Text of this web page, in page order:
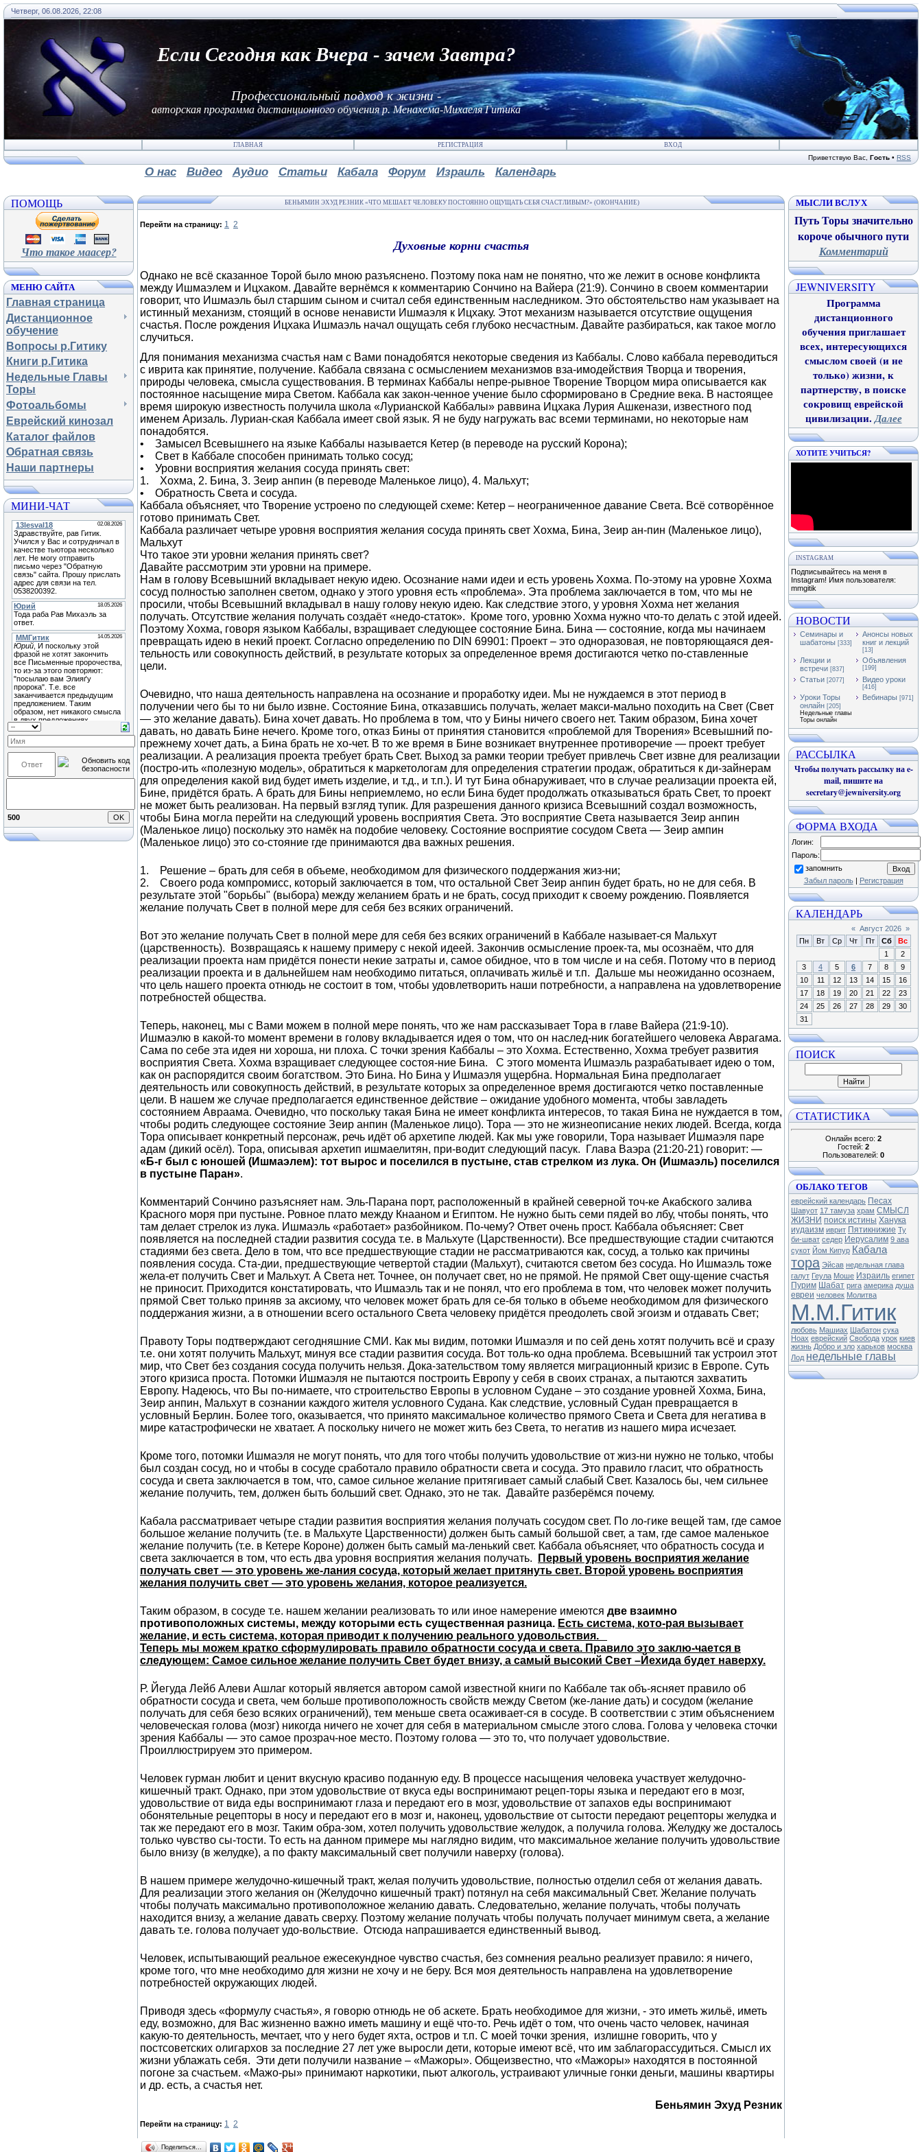
Четверг, 06.08.2026, 22:08
Если Сегодня как Вчера - зачем Завтра?
Профессиональный подход к жизни -
авторская программа дистанционного обучения р. Менахема-Михаеля Гитика
ГЛАВНАЯ РЕГИСТРАЦИЯ ВХОД
Приветствую Вас Гость • RSS
О нас Видео Аудио Статьи Кабала Форум Израиль Календарь
ПОМОЩЬ
Что такое маасер?
МЕНЮ САЙТА
Главная страница
Дистанционное
обучение
Вопросы р.Гитику
Книги р.Гитика
Недельные Главы
Торы
Фотоальбомы
Еврейский кинозал
Каталог файлов
Обратная связь
Наши партнеры
МИНИ-ЧАТ
500
БЕНЬЯМИН ЭХУД РЕЗНИК «ЧТО МЕШАЕТ ЧЕЛОВЕКУ ПОСТОЯННО ОЩУЩАТЬ СЕБЯ СЧАСТЛИВЫМ?» (ОКОНЧАНИЕ)
Перейти на страницу: 1 2
Духовные корни счастья
Однако не всё сказанное Торой было мною разъяснено. Поэтому пока нам не понятно, что же лежит в основе конфликта
между Ишмаэлем и Ицхаком. Давайте вернёмся к комментарию Сончино на Вайера (21:9). Сончино в своем комментарии
говорит, что Ишмаэль был старшим сыном и считал себя единственным наследником. Это обстоятельство нам указывает на
истинный механизм, стоящий в основе ненависти Ишмаэля к Ицхаку. Этот механизм называется отсутствие ощущения
счастья. После рождения Ицхака Ишмаэль начал ощущать себя глубоко несчастным. Давайте разбираться, как такое могло
случиться.
Для понимания механизма счастья нам с Вами понадобятся некоторые сведения из Каббалы. Слово каббала переводиться
с иврита как принятие, получение. Каббала связана с осмыслением механизмов вза-имодействия Творца и творения,
природы человека, смысла существования. В терминах Каббалы непре-рывное Творение Творцом мира описывается как
постоянное насыщение мира Светом. Каббала как закон-ченное учение было сформировано в Средние века. В настоящее
время широкую известность получила школа «Лурианской Каббалы» раввина Ицхака Лурия Ашкенази, известного под
именем Аризаль. Луриан-ская Каббала имеет свой язык. Я не буду нагружать вас всеми терминами, но некоторые нам
понадобятся.
• Замысел Всевышнего на языке Каббалы называется Кетер (в переводе на русский Корона);
• Свет в Каббале способен принимать только сосуд;
• Уровни восприятия желания сосуда принять свет:
1. Хохма, 2. Бина, 3. Зеир анпин (в переводе Маленькое лицо), 4. Мальхут;
• Обратность Света и сосуда.
Каббала объясняет, что Творение устроено по следующей схеме: Кетер – неограниченное давание Света. Всё сотворённое
готово принимать Свет.
Каббала различает четыре уровня восприятия желания сосуда принять свет Хохма, Бина, Зеир ан-пин (Маленькое лицо),
Мальхут
Что такое эти уровни желания принять свет?
Давайте рассмотрим эти уровни на примере.
Нам в голову Всевышний вкладывает некую идею. Осознание нами идеи и есть уровень Хохма. По-этому на уровне Хохма
сосуд полностью заполнен светом, однако у этого уровня есть «проблема». Эта проблема заключается в том, что мы не
просили, чтобы Всевышний вкладывал в нашу голову некую идею. Как следствие этого, у уровня Хохма нет желания
получать. Отсутствие желания получать создаёт «недо-статок». Кроме того, уровню Хохма нужно что-то делать с этой идеей.
Поэтому Хохма, говоря языком Каббалы, взращивает следующее состояние Бина. Бина — состояние, когда мы начинаем
превращать идею в некий проект. Согласно определению по DIN 69901: Проект – это одноразовая, не повторяющаяся дея-
тельность или совокупность действий, в результате которых за определенное время достигаются четко по-ставленные
цели.
Очевидно, что наша деятельность направлена на осознание и проработку идеи. Мы не нуждаемся в этот период в
получении чего бы то ни было извне. Состояние Бина, отказавшись получать, желает макси-мально походить на Свет (Свет
— это желание давать). Бина хочет давать. Но проблема в том, что у Бины ничего своего нет. Таким образом, Бина хочет
давать, но давать Бине нечего. Кроме того, отказ Бины от принятия становится «проблемой для Творения» Всевышний по-
прежнему хочет дать, а Бина брать не хо-чет. В то же время в Бине возникает внутреннее противоречие — проект требует
реализации. А реализация проекта требует брать Свет. Выход за рамки теории требует привлечь Свет извне для реализации
(постро-ить «полезную модель», обратиться к маркетологам для определения стратегии продаж, обратиться к ди-зайнерам
для определения какой вид будет иметь изделие, и т.д., и т.п.). И тут Бина обнаруживает, что в случае реализации проекта ей,
Бине, придётся брать. А брать для Бины неприемлемо, но если Бина будет продолжать отказываться брать Свет, то проект
не может быть реализован. На первый взгляд тупик. Для разрешения данного кризиса Всевышний создал возможность,
чтобы Бина могла перейти на следующий уровень восприятия Света. Это восприятие Света называется Зеир анпин
(Маленькое лицо) поскольку это намёк на подобие человеку. Состояние восприятие сосудом Света — Зеир ампин
(Маленькое лицо) это со-стояние где принимаются два важных решения.
1. Решение – брать для себя в объеме, необходимом для физического поддержания жиз-ни;
2. Своего рода компромисс, который заключается в том, что остальной Свет Зеир анпин будет брать, но не для себя. В
результате этой "борьбы" (выбора) между желанием брать и не брать, сосуд приходит к своему рождению. Появляется
желание получать Свет в полной мере для себя без всяких ограничений.
Вот это желание получать Свет в полной мере для себя без всяких ограничений в Каббале называет-ся Мальхут
(царственность). Возвращаясь к нашему примеру с некой идеей. Закончив осмысление проек-та, мы осознаём, что для
реализации проекта нам придётся понести некие затраты и, самое обидное, что в том числе и на себя. Потому что в период
реализации проекта и в дальнейшем нам необходимо питаться, оплачивать жильё и т.п. Дальше мы неожиданно осознаем,
что цель нашего проекта отнюдь не состоит в том, чтобы удовлетворить наши потребности, а направлена на удовлетворение
потребностей общества.
Теперь, наконец, мы с Вами можем в полной мере понять, что же нам рассказывает Тора в главе Вайера (21:9-10).
Ишмаэлю в какой-то момент времени в голову вкладывается идея о том, что он наслед-ник богатейшего человека Аврагама.
Сама по себе эта идея ни хороша, ни плоха. С точки зрения Каббалы – это Хохма. Естественно, Хохма требует развития
восприятия Света. Хохма взращивает следующее состоя-ние Бина. С этого момента Ишмаэль разрабатывает идею о том,
как он распорядится своим богатством. Это Бина. Но Бина у Ишмаэля ущербна. Нормальная Бина предполагает
деятельность или совокупность действий, в результате которых за определенное время достигаются четко поставленные
цели. В нашем же случае предполагается единственное действие – ожидание удобного момента, чтобы завладеть
состоянием Авраама. Очевидно, что поскольку такая Бина не имеет конфликта интересов, то такая Бина не нуждается в том,
чтобы родить следующее состояние Зеир анпин (Маленькое лицо). Тора — это не жизнеописание неких людей. Всегда, когда
Тора описывает конкретный персонаж, речь идёт об архетипе людей. Как мы уже говорили, Тора называет Ишмаэля паре
адам (дикий осёл). Тора, описывая архетип ишмаелитян, при-водит следующий пасук. Глава Ваэра (21:20-21) говорит: —
«Б-г был с юношей (Ишмаэлем): тот вырос и поселился в пустыне, став стрелком из лука. Он (Ишмаэль) поселился
в пустыне Паран».
Комментарий Сончино разъясняет нам. Эль-Парана порт, расположенный в крайней северной точ-ке Акабского залива
Красного моря при пустыне. Ровное плато между Кнааном и Египтом. Не нужно быть семи пядей во лбу, чтобы понять, что
там делает стрелок из лука. Ишмаэль «работает» разбойником. По-чему? Ответ очень прост. Каббала объясняет: Свет
появляется на последней стадии развития сосуда т.е. в Мальхуте (Царственности). Все предшествующие стадии считаются
стадиями без света. Дело в том, что все предшествующие стадии не рассматриваются как, сосуд, а только как причины
появления сосуда. Ста-дии, предшествующие четвертой стадии (Мальхут), считаются светом без сосуда. Но Ишмаэль тоже
жела-ет получить Свет и Мальхут. А Света нет. Точнее, он получает свет, но не прямой. Не прямой Свет ощу-щение счастья
не приносит. Приходится констатировать, что Ишмаэль так и не понял, что его проблема в том, что человек может получить
прямой Свет только приняв за аксиому, что человек может брать для се-бя только в объеме необходимом для физического
поддержания жизни, а в отношении всего остального Света человеку придётся преодолеть свой эгоизм и отдавать Свет;
Правоту Торы подтверждают сегодняшние СМИ. Как мы видим, потомки Ишмаэля и по сей день хотят получить всё и сразу
т.е. они хотят получить Мальхут, минуя все стадии развития сосуда. Вот толь-ко одна проблема. Всевышний так устроил этот
мир, что Свет без создания сосуда получить нельзя. Дока-зательством тому является миграционный кризис в Европе. Суть
этого кризиса проста. Потомки Ишмаэля не пытаются построить Европу у себя в своих странах, а пытаются захватить
Европу. Надеюсь, что Вы по-нимаете, что строительство Европы в условном Судане – это создание уровней Хохма, Бина,
Зеир анпин, Мальхут в сознании каждого жителя условного Судана. Как следствие, условный Судан превращается в
условный Берлин. Более того, оказывается, что принято максимальное количество прямого Света и Света для негатива в
мире катастрофически не хватает. А поскольку ничего не может жить без Света, то негатив из нашего мира исчезает.
Кроме того, потомки Ишмаэля не могут понять, что для того чтобы получить удовольствие от жиз-ни нужно не только, чтобы
был создан сосуд, но и чтобы в сосуде сработало правило обратности света и сосуда. Это правило гласит, что обратность
сосуда и света заключается в том, что, самое сильное желание притягивает самый слабый Свет. Казалось бы, чем сильнее
желание получить, тем, должен быть больший свет. Однако, это не так. Давайте разберёмся почему.
Кабала рассматривает четыре стадии развития восприятия желания получать сосудом свет. По ло-гике вещей там, где самое
большое желание получить (т.е. в Мальхуте Царственности) должен быть самый большой свет, а там, где самое маленькое
желание получить (т.е. в Кетере Короне) должен быть самый ма-ленький свет. Каббала объясняет, что обратность сосуда и
света заключается в том, что есть два уровня восприятия желания получать.
Первый уровень восприятия желание
получать свет — это уровень же-лания сосуда, который желает притянуть свет. Второй уровень восприятия
желания получить свет — это уровень желания, которое реализуется.
Таким образом, в сосуде т.е. нашем желании реализовать то или иное намерение имеются две взаимно
противоположных системы, между которыми есть существенная разница. Есть система, кото-рая вызывает
желание, и есть система, которая приводит к получению реального удовольствия.
Теперь мы можем кратко сформулировать правило обратности сосуда и света. Правило это заклю-чается в
следующем: Самое сильное желание получить Свет будет внизу, а самый высокий Свет –Йехида будет наверху.
Р. Йегуда Лейб Алеви Ашлаг который является автором самой известной книги по Каббале так объ-ясняет правило об
обратности сосуда и света, чем больше противоположность свойств между Светом (же-лание дать) и сосудом (желание
получать для себя безо всяких ограничений), тем меньше света осаживает-ся в сосуде. В соответствии с этим объяснением
человеческая голова (мозг) никогда ничего не хочет для себя в материальном смысле этого слова. Голова у человека сточки
зрения Каббалы — это самое прозрач-ное место. Поэтому голова — это то, что получает удовольствие.
Проиллюстрируем это примером.
Человек гурман любит и ценит вкусную красиво поданную еду. В процессе насыщения человека участвует желудочно-
кишечный тракт. Однако, при этом удовольствие от вкуса еды воспринимают рецеп-торы языка и передают его в мозг,
удовольствие от вида еды воспринимают глаза и передают его в мозг, удовольствие от запахов еды воспринимают
обонятельные рецепторы в носу и передают его в мозг и, наконец, удовольствие от сытости передают рецепторы желудка и
так же передают его в мозг. Таким обра-зом, хотел получить удовольствие желудок, а получила голова. Желудку же досталось
только чувство сы-тости. То есть на данном примере мы наглядно видим, что максимальное желание получить удовольствие
было внизу (в желудке), а по факту максимальный свет получили наверху (голова).
В нашем примере желудочно-кишечный тракт, желая получить удовольствие, полностью отделил себя от желания давать.
Для реализации этого желания он (Желудочно кишечный тракт) потянул на себя максимальный Свет. Желание получать
чтобы получать максимально противоположное желанию давать. Следовательно, желание получать, чтобы получать
находится внизу, а желание давать сверху. Поэтому желание получать чтобы получать получает минимум света, а желание
давать т.е. голова получает удо-вольствие. Отсюда напрашивается единственный вывод.
Человек, испытывающий реальное ежесекундное чувство счастья, без сомнения реально реализует правило: я ничего,
кроме того, что мне необходимо для жизни не хочу и не беру. Вся моя деятельность направлена на удовлетворение
потребностей окружающих людей.
Приводя здесь «формулу счастья», я говорю отнюдь не об аскете. Брать необходимое для жизни, - это иметь жильё, иметь
еду, возможно, для Вас жизненно важно иметь машину и ещё что-то. Речь идёт о том, что очень часто человек, начиная
какую-то деятельность, мечтает, что у него будет яхта, остров и т.п. С моей точки зрения, излишне говорить, что у
постсоветских олигархов за последние 27 лет уже выросли дети, которые имеют всё, что им заблагорассудиться. Смысл их
жизни ублажать себя. Эти дети получили название – «Мажоры». Общеизвестно, что «Мажоры» находятся в постоянной
погоне за счастьем. «Мажо-ры» принимают наркотики, пьют алкоголь, устраивают уличные гонки деньги, машины квартиры
и др. есть, а счастья нет.
Беньямин Эхуд Резник
Перейти на страницу: 1 2
Поделиться…
МЫСЛИ ВСЛУХ
Путь Торы значительно
короче обычного пути
Комментарий
JEWNIVERSITY
Программа
дистанционного
обучения приглашает
всех, интересующихся
смыслом своей (и не
только) жизни, к
партнерству, в поиске
сокровищ еврейской
цивилизации.Далее
ХОТИТЕ УЧИТЬСЯ?
INSTAGRAM
Подписывайтесь на меня в
Instagram! Имя пользователя:
mmgitik
НОВОСТИ
Семинары и
шабатоны [333]
Анонсы новых
книг и лекций
[13]
Лекции и
встречи [837]
Объявления
[199]
Статьи [2077] Видео уроки
[416]
Уроки Торы
онлайн [205]
Недельные главы
Торы онлайн
Вебинары [971]
РАССЫЛКА
Чтобы получать рассылку на e-
mail, пишите на
secretary@jewniversity.org
ФОРМА ВХОДА
Логин:
Пароль:
запомнить
Забыл пароль| Регистрация
КАЛЕНДАРЬ
« Август 2026 »
Пн
Вт Ср Чт Пт Сб
Вс
1
2
3
4 5 6 7 8
9
10
11 12 13 14 15
16
17
18 19 20 21 22
23
24
25 26 27 28 29
30
31
ПОИСК
СТАТИСТИКА
Онлайн всего: 2
Гостей: 2
Пользователей: 0
ОБЛАКО ТЕГОВ
еврейский календарь Песах
Шавуот 17 тамуза храм СМЫСЛ
ЖИЗНИ поиск истины Ханука
иудаизм иврит Пятикнижие Ту
би-шват седер Иерусалим 9 ава
сукот Йом Кипур Кабала
тора Эйсав недельная глава
галут Геула Моше Израиль египет
Пурим Шабат рига америка душа
евреи человек Молитва
М.М.Гитик
любовь Машиах Шабатон сука
Ноах еврейский Свобода урок киев
жизнь Добро и зло харьков москва
Лод недельные главы